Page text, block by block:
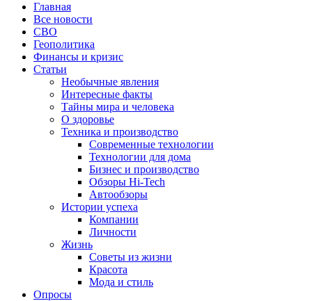
Главная
Все новости
СВО
Геополитика
Финансы и кризис
Статьи
Необычные явления
Интересные факты
Тайны мира и человека
О здоровье
Техника и производство
Современные технологии
Технологии для дома
Бизнес и производство
Обзоры Hi-Tech
Автообзоры
Истории успеха
Компании
Личности
Жизнь
Советы из жизни
Красота
Мода и стиль
Опросы